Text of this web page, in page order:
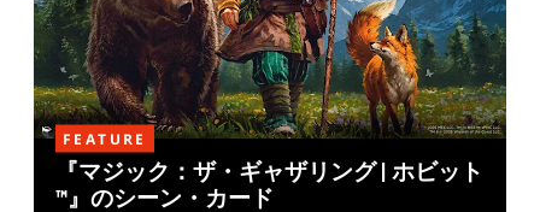
FEATURE
『マジック：ザ・ギャザリング | ホビット
™』のシーン・カード